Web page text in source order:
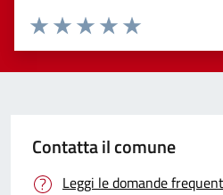
Valuta 5 stelle
Valuta 4 stelle su 5
Valuta 3 stelle su 5
Valuta 2 stelle su 5
Valuta 1 stelle su 5
Contatta il comune
Leggi le domande